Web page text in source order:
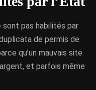
pas habilités par
de permis de
qu’un mauvais site
et parfois même